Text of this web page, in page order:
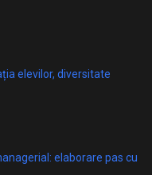
elevilor, diversitate
elaborare pas cu